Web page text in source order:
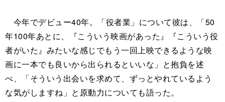
今年でデビュー40年。「役者業」について彼は、「50
年100年あとに、『こういう映画があった』『こういう役
者がいた』みたいな感じでもう一回上映できるような映
画に一本でも良いから出られるといいな」と抱負を述
べ、「そういう出会いを求めて、ずっとやれているよう
な気がしますね」と原動力についても語った。